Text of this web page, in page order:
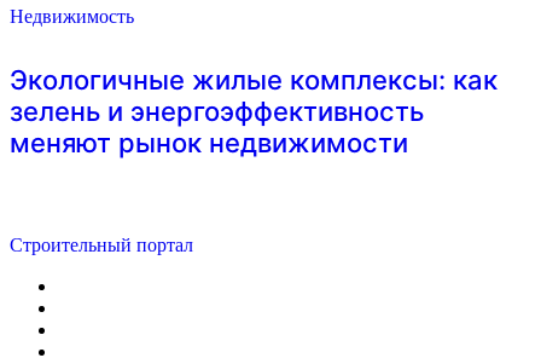
Недвижимость
Экологичные жилые комплексы: как
зелень и энергоэффективность
меняют рынок недвижимости
Строительный портал